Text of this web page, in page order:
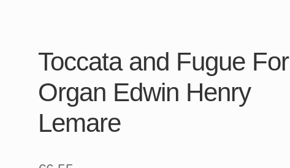
Toccata and Fugue For
Organ Edwin Henry
Lemare